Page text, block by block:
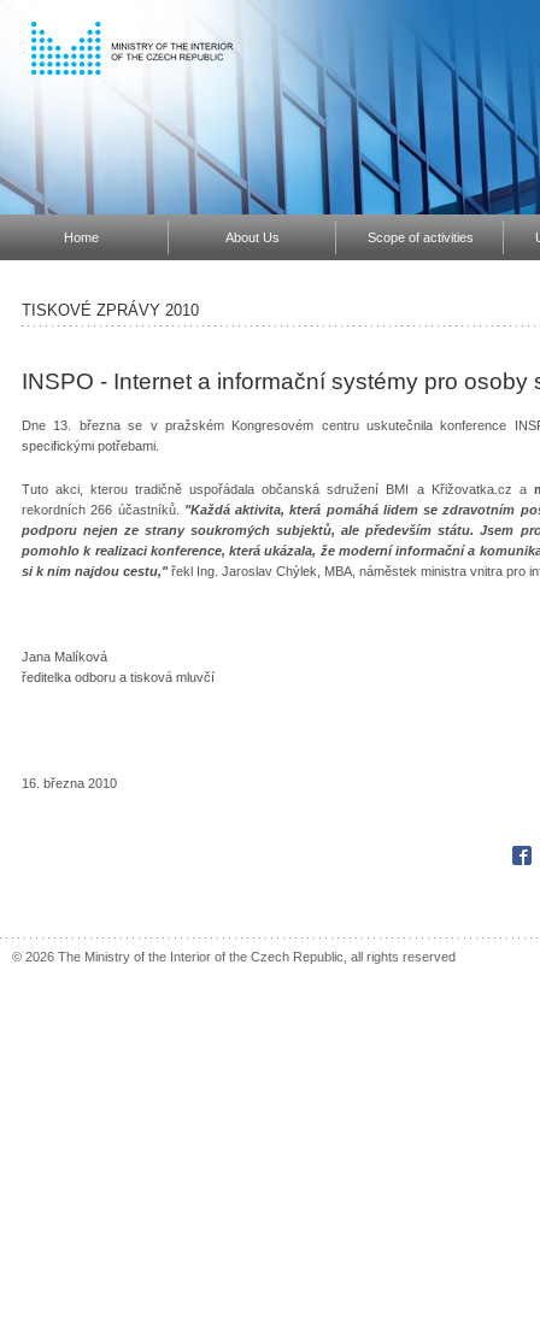
Home About Us Scope of activities
TISKOVÉ ZPRÁVY 2010
INSPO - Internet a informační systémy pro osoby
Dne 13. března se v pražském Kongresovém centru uskutečnila konference
specifickými potřebami.
Tuto akci, kterou tradičně uspořádala občanská sdružení BMI a Křižovatka.cz a
rekordních 266 účastníků. "Každá aktivita, která pomáhá lidem se zdravotním
podporu nejen ze strany soukromých subjektů, ale především státu. Jsem
pomohlo k realizaci konference, která ukázala, že moderní informační a
si k nim najdou cestu,"řekl Ing. Jaroslav Chýlek, MBA, náměstek ministra vnitra pro
Jana Malíková
ředitelka odboru a tisková mluvčí
16. března 2010
© 2026 The Ministry of the Interior of the Czech Republic, all rights reserved